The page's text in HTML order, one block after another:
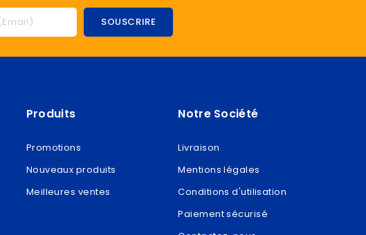
Produits
Promotions
Nouveaux produits
Meilleures ventes
Notre Société
Livraison
Mentions légales
Conditions d'utilisation
Paiement sécurisé